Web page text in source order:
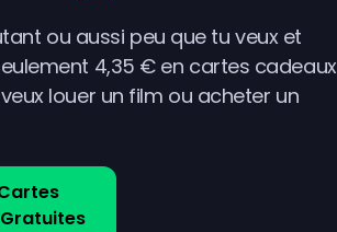
ou aussi peu que tu veux et
4,35 € en cartes cadeaux
louer un film ou acheter un